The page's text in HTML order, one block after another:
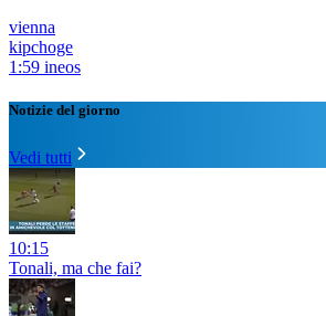
vienna
kipchoge
1:59 ineos
Notizie del giorno
Vedi tutti
10:15
Tonali, ma che fai?